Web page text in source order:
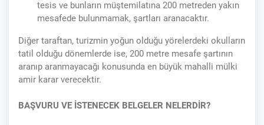
tesis ve bunların müştemilatına 200 metreden yakın
mesafede bulunmamak, şartları aranacaktır.
Diğer taraftan, turizmin yoğun olduğu yörelerdeki okulların
tatil olduğu dönemlerde ise, 200 metre mesafe şartının
aranıp aranmayacağı konusunda en büyük mahalli mülki
amir karar verecektir.
BAŞVURU VE İSTENECEK BELGELER NELERDİR?